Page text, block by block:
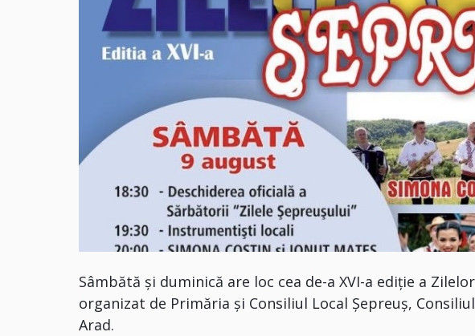
Sâmbătă și duminică are loc cea de-a XVI-a ediție a
organizat de Primăria și Consiliul Local Șepreuș,
Arad.